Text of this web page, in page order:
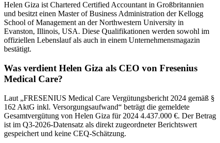
Helen Giza ist Chartered Certified Accountant in Großbritannien
und besitzt einen Master of Business Administration der Kellogg
School of Management an der Northwestern University in
Evanston, Illinois, USA. Diese Qualifikationen werden sowohl im
offiziellen Lebenslauf als auch in einem Unternehmensmagazin
bestätigt.
Was verdient Helen Giza als CEO von Fresenius
Medical Care?
Laut „FRESENIUS Medical Care Vergütungsbericht 2024 gemäß §
162 AktG inkl. Versorgungsaufwand“ beträgt die gemeldete
Gesamtvergütung von Helen Giza für 2024 4.437.000 €. Der Betrag
ist im Q3-2026-Datensatz als direkt zugeordneter Berichtswert
gespeichert und keine CEQ-Schätzung.